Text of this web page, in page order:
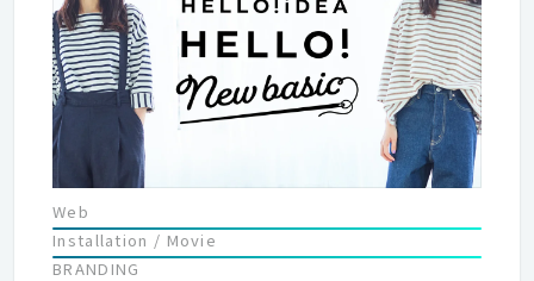
Web
Installation / Movie
BRANDING